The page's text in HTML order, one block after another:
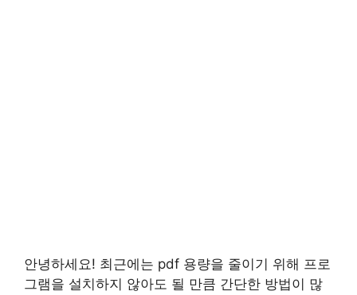
안녕하세요! 최근에는 pdf 용량을 줄이기 위해 프로
그램을 설치하지 않아도 될 만큼 간단한 방법이 많